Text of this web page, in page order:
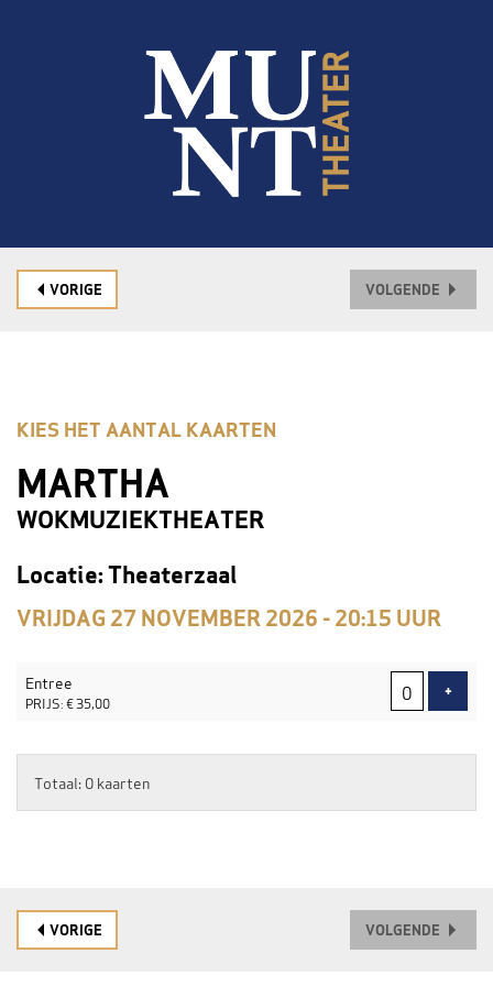
VORIGE VOLGENDE
KIES HET AANTAL KAARTEN
MARTHA
WOKMUZIEKTHEATER
Locatie: Theaterzaal
VRIJDAG 27 NOVEMBER 2026 - 20:15 UUR
Entree
PRIJS: € 35,00
+
Totaal: 0 kaarten
VORIGE VOLGENDE